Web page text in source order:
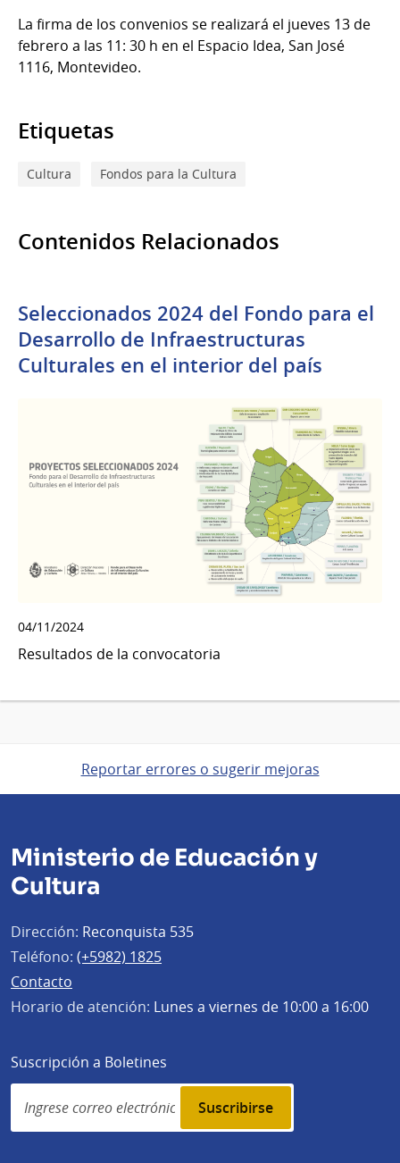
La firma de los convenios se realizará el jueves 13 de
febrero a las 11: 30 h en el Espacio Idea, San José
1116, Montevideo.
Etiquetas
Cultura Fondos para la Cultura
Contenidos Relacionados
Seleccionados 2024 del Fondo para el
Desarrollo de Infraestructuras
Culturales en el interior del país
04/11/2024
Resultados de la convocatoria
Reportar errores o sugerir mejoras
Ministerio de Educación y
Cultura
Dirección: Reconquista 535
Teléfono: (+5982) 1825
Contacto
Horario de atención: Lunes a viernes de 10:00 a 16:00
Suscripción a Boletines
Simplenews
subscription